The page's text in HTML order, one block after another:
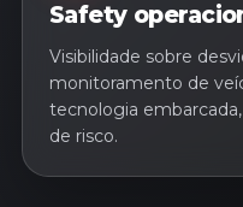
Safety
Visibilidade sobre
monitoramento de
tecnologia
de risco.